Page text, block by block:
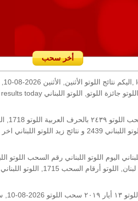
أخر سحب